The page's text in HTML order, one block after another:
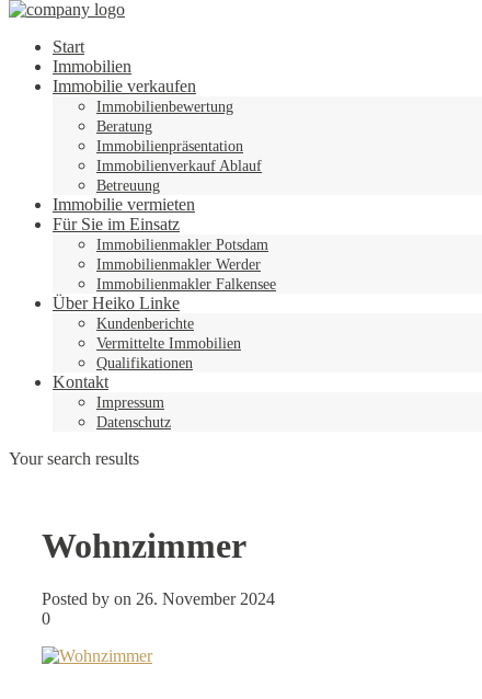
Start
Immobilien
Immobilie verkaufen
Immobilienbewertung
Beratung
Immobilienpräsentation
Immobilienverkauf Ablauf
Betreuung
Immobilie vermieten
Für Sie im Einsatz
Immobilienmakler Potsdam
Immobilienmakler Werder
Immobilienmakler Falkensee
Über Heiko Linke
Kundenberichte
Vermittelte Immobilien
Qualifikationen
Kontakt
Impressum
Datenschutz
Your search results
Wohnzimmer
Posted by on 26. November 2024
0